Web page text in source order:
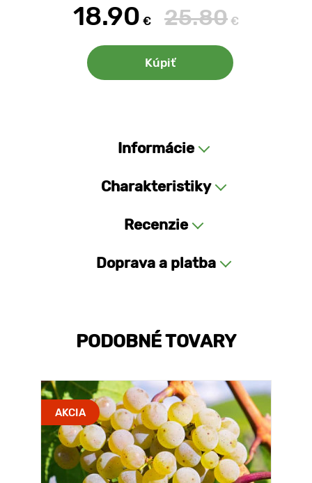
18.90 € 25.80 €
Kúpiť
Informácie
Charakteristiky
Recenzie
Doprava a platba
PODOBNÉ TOVARY
AKCIA